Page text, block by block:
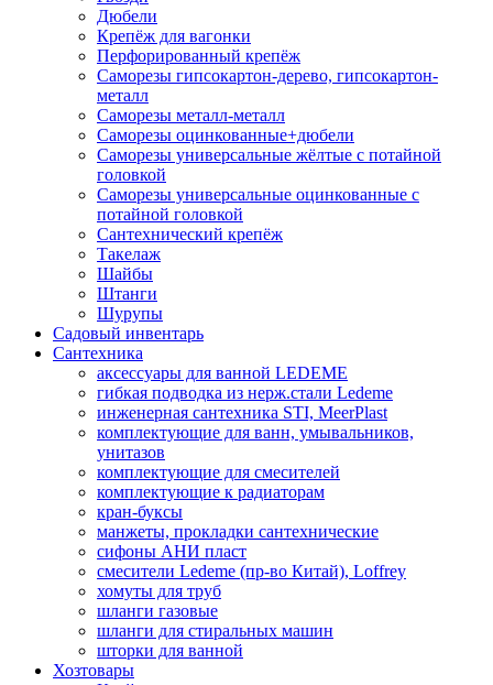
Дюбели
Крепёж для вагонки
Перфорированный крепёж
Саморезы гипсокартон-дерево, гипсокартон-
металл
Саморезы металл-металл
Саморезы оцинкованные+дюбели
Саморезы универсальные жёлтые с потайной
головкой
Саморезы универсальные оцинкованные с
потайной головкой
Сантехнический крепёж
Такелаж
Шайбы
Штанги
Шурупы
Садовый инвентарь
Сантехника
аксессуары для ванной LEDEME
гибкая подводка из нерж.стали Ledeme
инженерная сантехника STI, MeerPlast
комплектующие для ванн, умывальников,
унитазов
комплектующие для смесителей
комплектующие к радиаторам
кран-буксы
манжеты, прокладки сантехнические
сифоны АНИ пласт
смесители Ledeme (пр-во Китай), Loffrey
хомуты для труб
шланги газовые
шланги для стиральных машин
шторки для ванной
Хозтовары